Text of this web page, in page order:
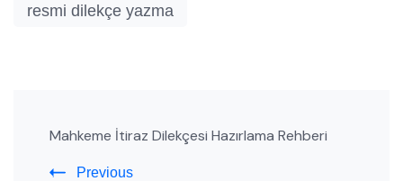
resmi dilekçe yazma
Navigation
Mahkeme İtiraz Dilekçesi Hazırlama Rehberi
Previous